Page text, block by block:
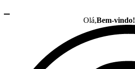
Olá,Bem-vindo!